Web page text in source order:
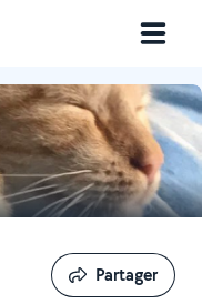
Partager
Partager